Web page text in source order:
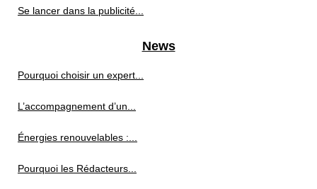
Se lancer dans la publicité...
News
Pourquoi choisir un expert...
L’accompagnement d’un...
Énergies renouvelables :...
Pourquoi les Rédacteurs...